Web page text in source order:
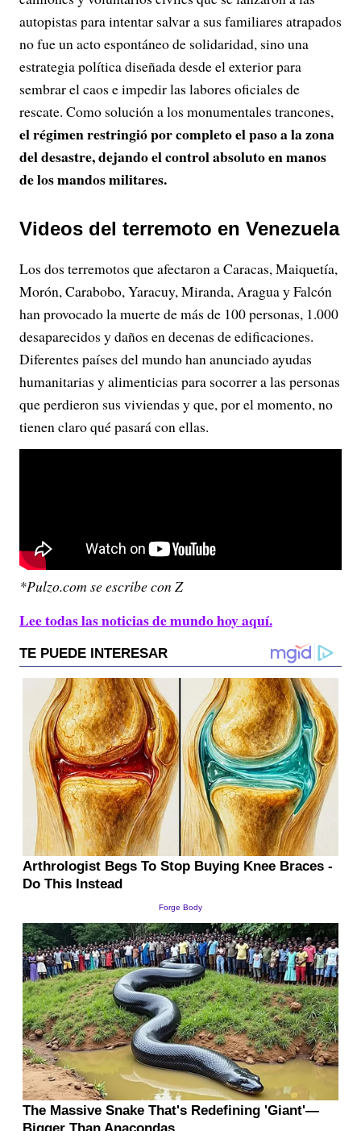
autopistas para intentar salvar a sus familiares atrapados
no fue un acto espontáneo de solidaridad, sino una
estrategia política diseñada desde el exterior para
sembrar el caos e impedir las labores oficiales de
rescate. Como solución a los monumentales trancones,
el régimen restringió por completo el paso a la zona
del desastre, dejando el control absoluto en manos
de los mandos militares.
Videos del terremoto en Venezuela
Los dos terremotos que afectaron a Caracas, Maiquetía,
Morón, Carabobo, Yaracuy, Miranda, Aragua y Falcón
han provocado la muerte de más de 100 personas, 1.000
desaparecidos y daños en decenas de edificaciones.
Diferentes países del mundo han anunciado ayudas
humanitarias y alimenticias para socorrer a las personas
que perdieron sus viviendas y que, por el momento, no
tienen claro qué pasará con ellas.
*Pulzo.com se escribe con Z
Lee todas las noticias de mundo hoy aquí.